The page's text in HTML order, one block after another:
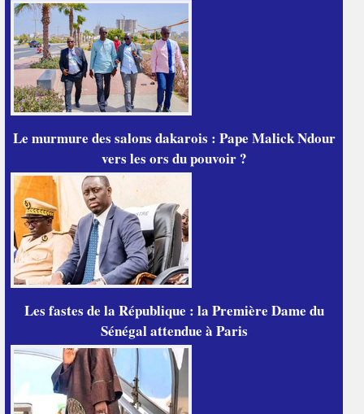
Le murmure des salons dakarois : Pape Malick Ndour
vers les ors du pouvoir ?
Les fastes de la République : la Première Dame du
Sénégal attendue à Paris